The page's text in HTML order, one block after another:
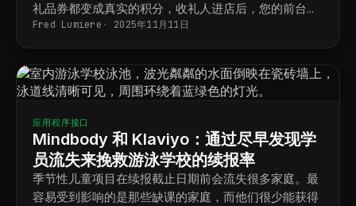
礼品券都变成真实的积分，收礼人进店后，您的前台即
可立即兑换。
Fred Lumiere 2025年11月11日
应用程序接口
Mindbody 和 Klaviyo：通过尽早发现学
员流失来挽救游泳学校的续报率
季节性儿童项目在续报截止日期前会流失很多家庭。最
容易受到影响的是那些缺课的家庭，而他们很少能获得